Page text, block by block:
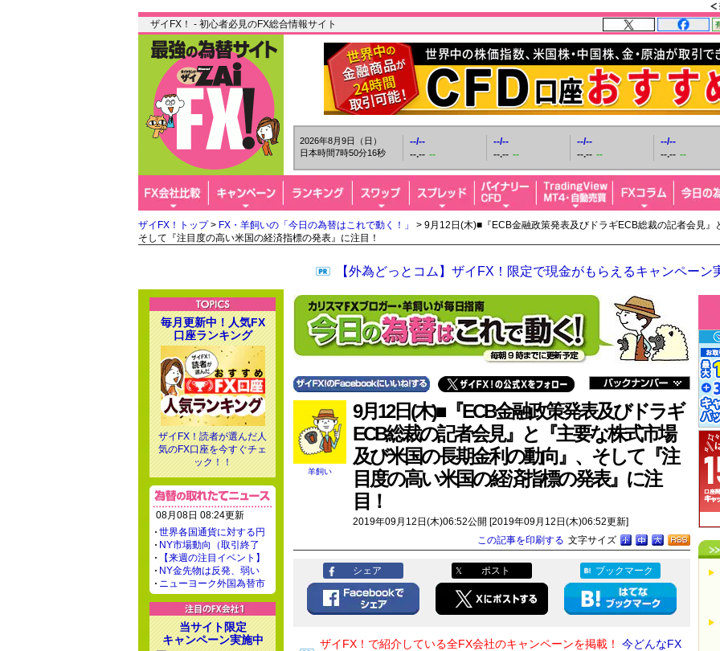
ザイFX！ - 初心者必見のFX総合情報サイト
2026年8月9日（日）
日本時間7時50分17秒
--/--
--.-- --
--/--
--.-- --
--/--
--.-- --
--/--
--.-- --
ザイFX！トップ> FX・羊飼いの「今日の為替はこれで動く！」
> 9月12日(木)■『ECB金融政策発表及びドラギECB総裁の記者会見
そして『注目度の高い米国の経済指標の発表』に注目！
【外為どっとコム】ザイFX！限定で現金がもらえるキャンペーン
羊飼い
9月12日(木)■『ECB金融政策発表及びドラギ
ECB総裁の記者会見』と『主要な株式市場
及び米国の長期金利の動向』、そして『注
目度の高い米国の経済指標の発表』に注
目！
2019年09月12日(木)06:52公開 [2019年09月12日(木)06:52更新]
文字サイズ
この記事を印刷する
シェア ポスト ブックマーク
ザイFX！で紹介している全FX会社のキャンペーンを掲載！
今どんなFX
毎月更新中！人気FX
口座ランキング
ザイFX！読者が選んだ人
気のFX口座を今すぐチェ
ック！！
08月08日 08:24更新
世界各国通貨に対する円
NY市場動向（取引終了
【来週の注目イベント】
NY金先物は反発、弱い
ニューヨーク外国為替市
当サイト限定
キャンペーン実施中